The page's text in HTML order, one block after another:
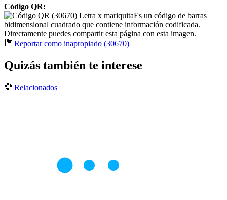
Código QR:
Es un código de barras
bidimensional cuadrado que contiene información codificada.
Directamente puedes compartir esta página con esta imagen.
Reportar como inapropiado (30670)
Quizás también te interese
Relacionados